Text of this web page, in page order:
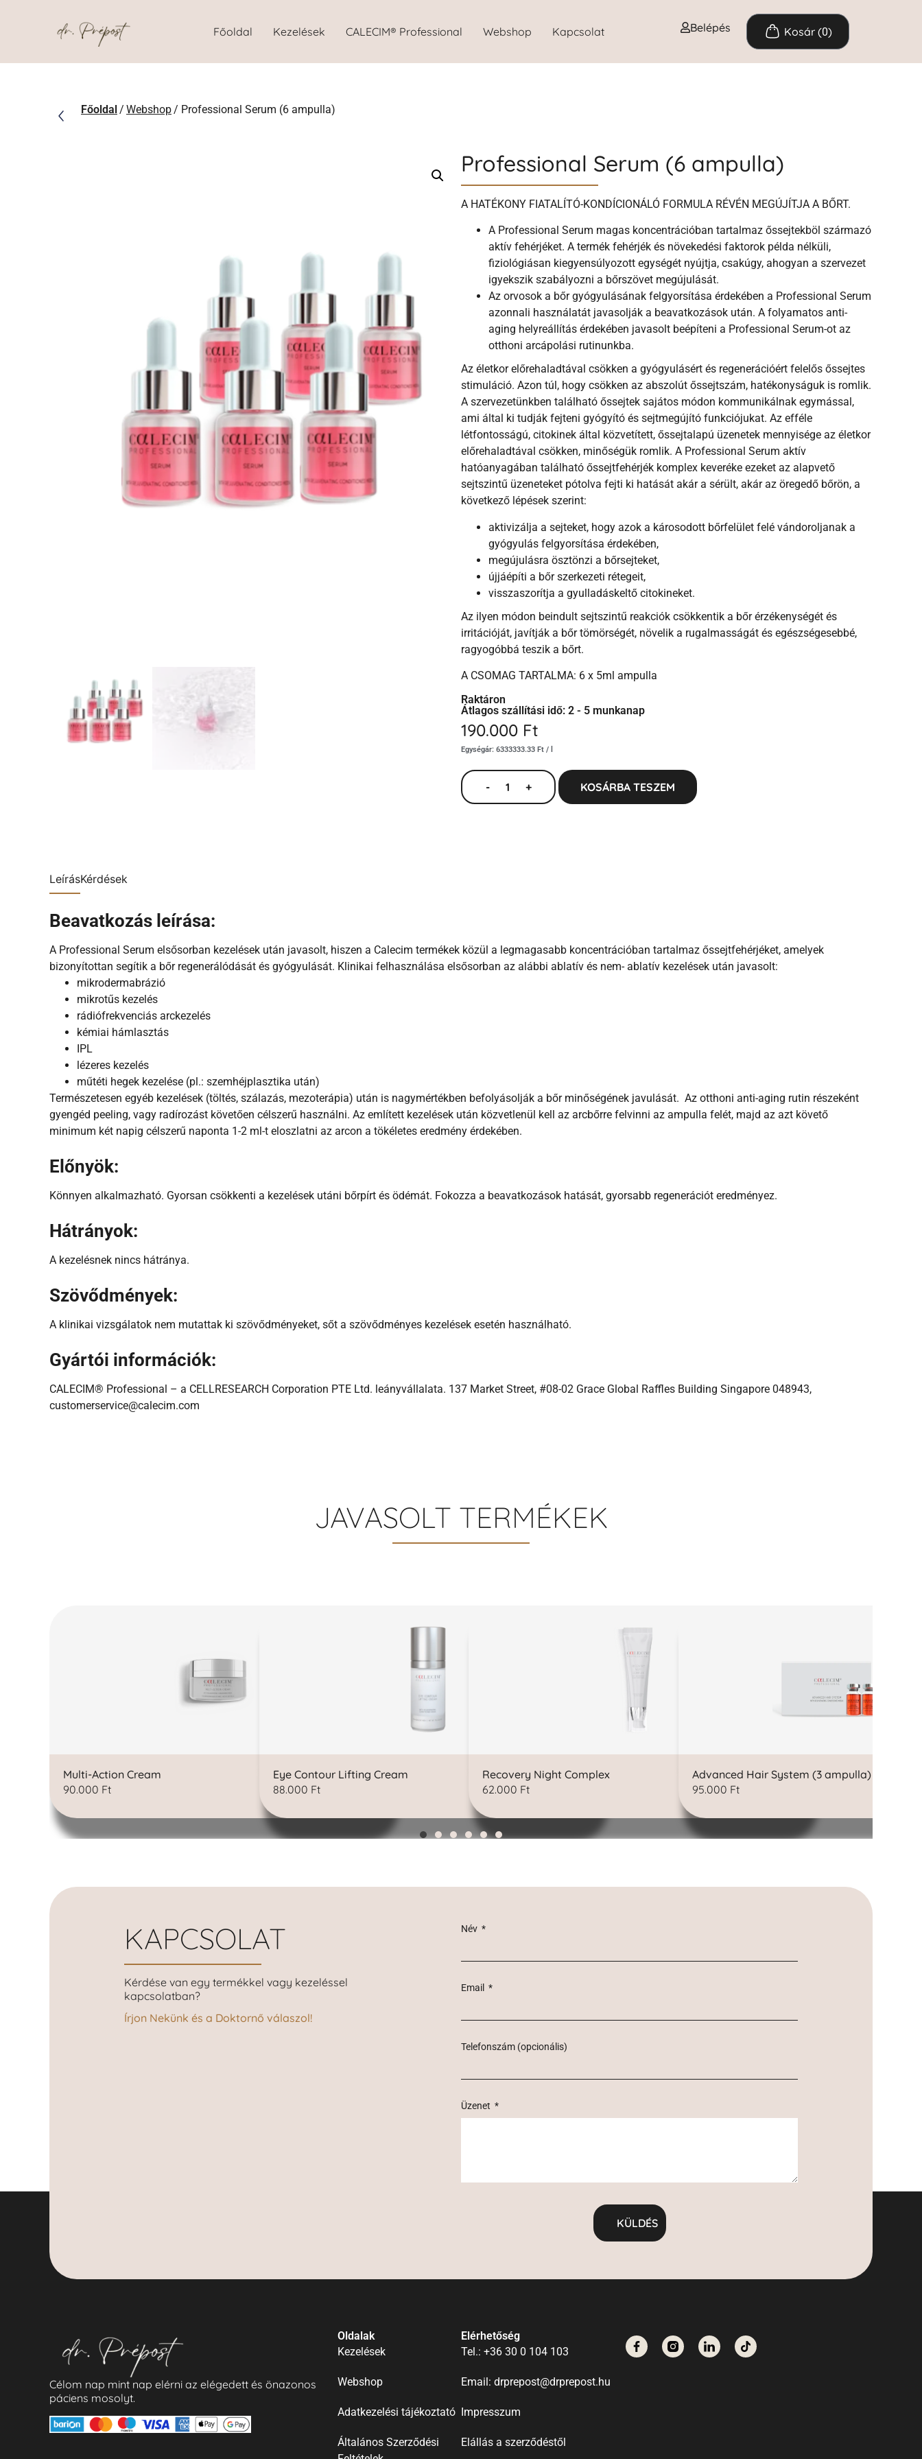
Főoldal Kezelések CALECIM® Professional Webshop Kapcsolat Belépés 0
Főoldal/ Webshop/ Professional Serum (6 ampulla)
Professional Serum (6 ampulla)
A HATÉKONY FIATALÍTÓ-KONDÍCIONÁLÓ FORMULA RÉVÉN MEGÚJÍTJA A BŐRT.
A Professional Serum magas koncentrációban tartalmaz őssejtekböl származó
aktív fehérjéket. A termék fehérjék és növekedési faktorok példa nélküli,
fiziológiásan kiegyensúlyozott egységét nyújtja, csakúgy, ahogyan a szervezet
igyekszik szabályozni a bőrszövet megújulását.
Az orvosok a bőr gyógyulásának felgyorsítása érdekében a Professional Serum
azonnali használatát javasolják a beavatkozások után. A folyamatos anti-
aging helyreállítás érdekében javasolt beépíteni a Professional Serum-ot az
otthoni arcápolási rutinunkba.
Az életkor előrehaladtával csökken a gyógyulásért és regenerációért felelős őssejtes
stimuláció. Azon túl, hogy csökken az abszolút őssejtszám, hatékonyságuk is romlik.
A szervezetünkben található őssejtek sajátos módon kommunikálnak egymással,
ami által ki tudják fejteni gyógyító és sejtmegújító funkciójukat. Az efféle
létfontosságú, citokinek által közvetített, őssejtalapú üzenetek mennyisége az életkor
előrehaladtával csökken, minőségük romlik. A Professional Serum aktív
hatóanyagában található őssejtfehérjék komplex keveréke ezeket az alapvető
sejtszintű üzeneteket pótolva fejti ki hatását akár a sérült, akár az öregedő bőrön, a
következő lépések szerint:
aktivizálja a sejteket, hogy azok a károsodott bőrfelület felé vándoroljanak a
gyógyulás felgyorsítása érdekében,
megújulásra ösztönzi a bőrsejteket,
újjáépíti a bőr szerkezeti rétegeit,
visszaszorítja a gyulladáskeltő citokineket.
Az ilyen módon beindult sejtszintű reakciók csökkentik a bőr érzékenységét és
irritációját, javítják a bőr tömörségét, növelik a rugalmasságát és egészségesebbé,
ragyogóbbá teszik a bőrt.
A CSOMAG TARTALMA: 6 x 5ml ampulla
Raktáron
Átlagos szállítási idő: 2 - 5 munkanap
190.000 Ft
Egységár: 6333333.33 Ft / l
- + KOSÁRBA TESZEM
LeírásKérdések
Beavatkozás leírása:
A Professional Serum elsősorban kezelések után javasolt, hiszen a Calecim termékek közül a legmagasabb koncentrációban tartalmaz őssejtfehérjéket, amelyek
bizonyítottan segítik a bőr regenerálódását és gyógyulását. Klinikai felhasználása elsősorban az alábbi ablatív és nem- ablatív kezelések után javasolt:
mikrodermabrázió
mikrotűs kezelés
rádiófrekvenciás arckezelés
kémiai hámlasztás
IPL
lézeres kezelés
műtéti hegek kezelése (pl.: szemhéjplasztika után)
Természetesen egyéb kezelések (töltés, szálazás, mezoterápia) után is nagymértékben befolyásolják a bőr minőségének javulását. Az otthoni anti-aging rutin részeként
gyengéd peeling, vagy radírozást követően célszerű használni. Az említett kezelések után közvetlenül kell az arcbőrre felvinni az ampulla felét, majd az azt követő
minimum két napig célszerű naponta 1-2 ml-t eloszlatni az arcon a tökéletes eredmény érdekében.
Előnyök:
Könnyen alkalmazható. Gyorsan csökkenti a kezelések utáni bőrpírt és ödémát. Fokozza a beavatkozások hatását, gyorsabb regenerációt eredményez.
Hátrányok:
A kezelésnek nincs hátránya.
Szövődmények:
A klinikai vizsgálatok nem mutattak ki szövődményeket, sőt a szövődményes kezelések esetén használható.
Gyártói információk:
CALECIM® Professional – a CELLRESEARCH Corporation PTE Ltd. leányvállalata. 137 Market Street, #08-02 Grace Global Raffles Building Singapore 048943,
customerservice@calecim.com
JAVASOLT TERMÉKEK
Multi-Action Cream
90.000 Ft
Eye Contour Lifting Cream
88.000 Ft
Recovery Night Complex
62.000 Ft
Advanced Hair System (3 ampulla)
95.000 Ft
KAPCSOLAT
Kérdése van egy termékkel vagy kezeléssel
kapcsolatban?
Írjon Nekünk és a Doktornő válaszol!
Név
Email
Telefonszám (opcionális)
Üzenet
KÜLDÉS
Célom nap mint nap elérni az elégedett és önazonos
páciens mosolyt.
Oldalak
Kezelések
Webshop
Adatkezelési tájékoztató
Általános Szerződési
Elérhetőség
Tel.: +36 30 0 104 103
Email: drprepost@drprepost.hu
Impresszum
Elállás a szerződéstől